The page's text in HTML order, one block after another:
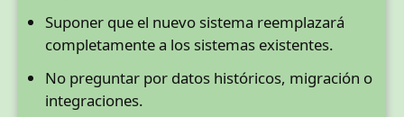
Suponer que el nuevo sistema reemplazará
completamente a los sistemas existentes.
No preguntar por datos históricos, migración o
integraciones.